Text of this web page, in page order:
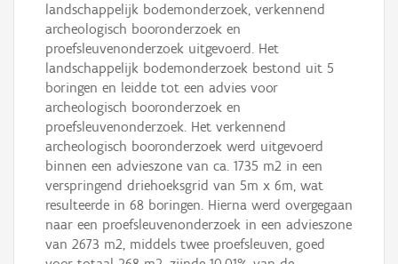
landschappelijk bodemonderzoek, verkennend
archeologisch booronderzoek en
proefsleuvenonderzoek uitgevoerd. Het
landschappelijk bodemonderzoek bestond uit 5
boringen en leidde tot een advies voor
archeologisch booronderzoek en
proefsleuvenonderzoek. Het verkennend
archeologisch booronderzoek werd uitgevoerd
binnen een advieszone van ca. 1735 m2 in een
verspringend driehoeksgrid van 5m x 6m, wat
resulteerde in 68 boringen. Hierna werd overgegaan
naar een proefsleuvenonderzoek in een advieszone
van 2673 m2, middels twee proefsleuven, goed